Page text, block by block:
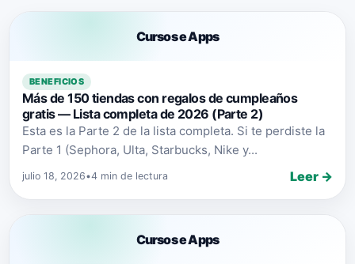
Cursos e Apps
BENEFICIOS
Más de 150 tiendas con regalos de cumpleaños
gratis — Lista completa de 2026 (Parte 2)
Esta es la Parte 2 de la lista completa. Si te perdiste la
Parte 1 (Sephora, Ulta, Starbucks, Nike y...
julio 18, 2026•4 min de lectura Leer →
Cursos e Apps